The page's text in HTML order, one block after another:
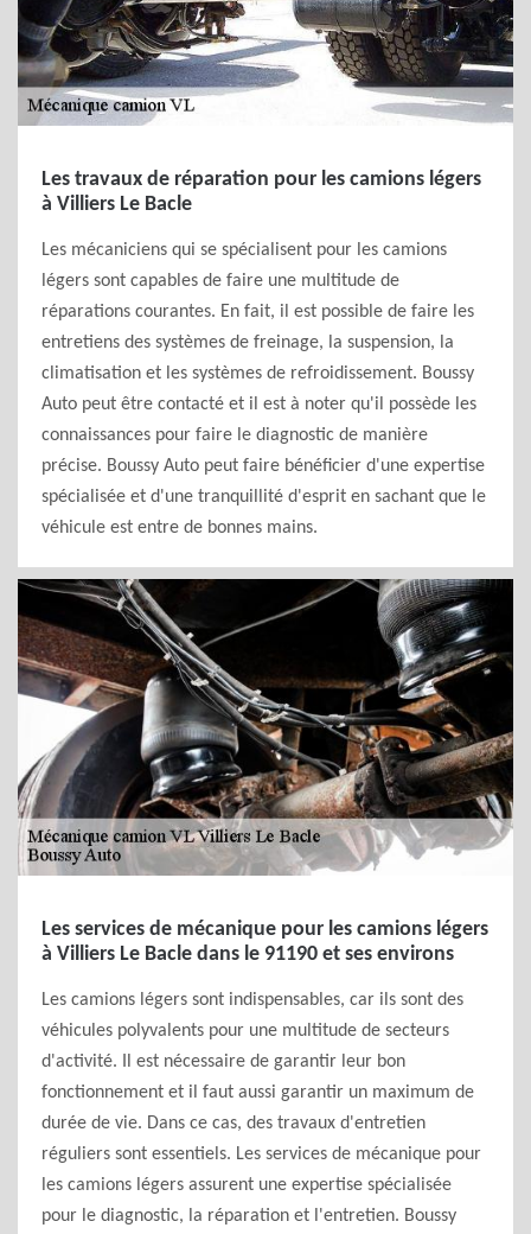
Les travaux de réparation pour les camions légers
à Villiers Le Bacle
Les mécaniciens qui se spécialisent pour les camions
légers sont capables de faire une multitude de
réparations courantes. En fait, il est possible de faire les
entretiens des systèmes de freinage, la suspension, la
climatisation et les systèmes de refroidissement. Boussy
Auto peut être contacté et il est à noter qu'il possède les
connaissances pour faire le diagnostic de manière
précise. Boussy Auto peut faire bénéficier d'une expertise
spécialisée et d'une tranquillité d'esprit en sachant que le
véhicule est entre de bonnes mains.
Les services de mécanique pour les camions légers
à Villiers Le Bacle dans le 91190 et ses environs
Les camions légers sont indispensables, car ils sont des
véhicules polyvalents pour une multitude de secteurs
d'activité. Il est nécessaire de garantir leur bon
fonctionnement et il faut aussi garantir un maximum de
durée de vie. Dans ce cas, des travaux d'entretien
réguliers sont essentiels. Les services de mécanique pour
les camions légers assurent une expertise spécialisée
pour le diagnostic, la réparation et l'entretien. Boussy